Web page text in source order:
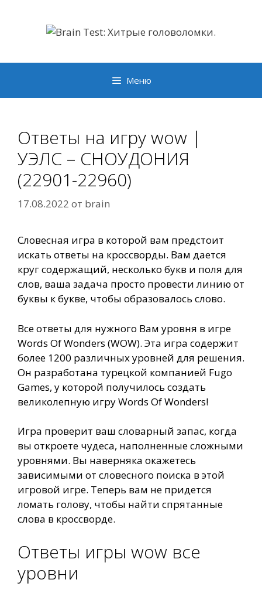
содержимому
Меню
Ответы на игру wow |
УЭЛС – СНОУДОНИЯ
(22901-22960)
17.08.2022 от brain
Словесная игра в которой вам предстоит
искать ответы на кроссворды. Вам дается
круг содержащий, несколько букв и поля для
слов, ваша задача просто провести линию от
буквы к букве, чтобы образовалось слово.
Все ответы для нужного Вам уровня в игре
Words Of Wonders (WOW). Эта игра содержит
более 1200 различных уровней для решения.
Он разработана турецкой компанией Fugo
Games, у которой получилось создать
великолепную игру Words Of Wonders!
Игра проверит ваш словарный запас, когда
вы откроете чудеса, наполненные сложными
уровнями. Вы наверняка окажетесь
зависимыми от словесного поиска в этой
игровой игре. Теперь вам не придется
ломать голову, чтобы найти спрятанные
слова в кроссворде.
Ответы игры wow все
уровни